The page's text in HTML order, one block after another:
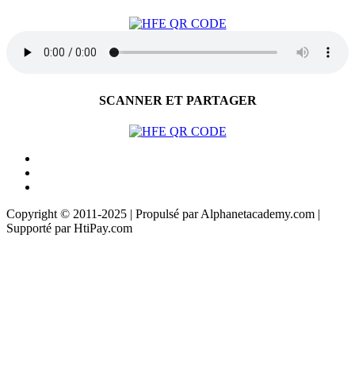
SCANNER ET PARTAGER
Copyright © 2011-2025 | Propulsé par Alphanetacademy.com |
Supporté par HtiPay.com